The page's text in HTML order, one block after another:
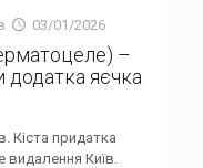
03/01/2026
–
додатка яєчка
Кіста придатка
видалення Київ.